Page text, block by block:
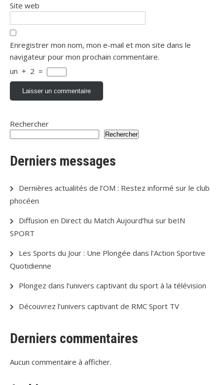
Site web
Enregistrer mon nom, mon e-mail et mon site dans le
navigateur pour mon prochain commentaire.
un + 2 =
Rechercher
Rechercher
Derniers messages
Dernières actualités de l’OM : Restez informé sur le club
phocéen
Diffusion en Direct du Match Aujourd’hui sur beIN
SPORT
Les Sports du Jour : Une Plongée dans l’Action Sportive
Quotidienne
Plongez dans l’univers captivant du sport à la télévision
Découvrez l’univers captivant de RMC Sport TV
Derniers commentaires
Aucun commentaire à afficher.